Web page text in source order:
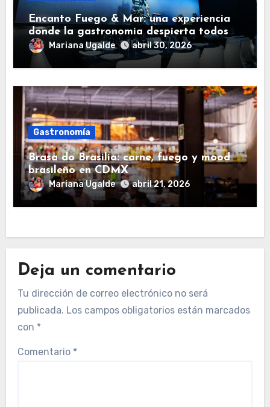
Encanto Fuego & Mar: una experiencia
donde la gastronomía despierta todos
los sentidos
Mariana Ugalde abril 30, 2026
Gastronomía
Brasa do Brasilia: carne, fuego y mood
brasileño en CDMX
Mariana Ugalde abril 21, 2026
Deja un comentario
Tu dirección de correo electrónico no será
publicada. Los campos obligatorios están marcados
con *
Comentario *